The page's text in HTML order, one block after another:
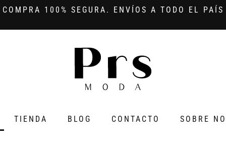
COMPRA 100% SEGURA. ENVÍOS A TODO EL PAÍS
TIENDA BLOG CONTACTO SOBRE